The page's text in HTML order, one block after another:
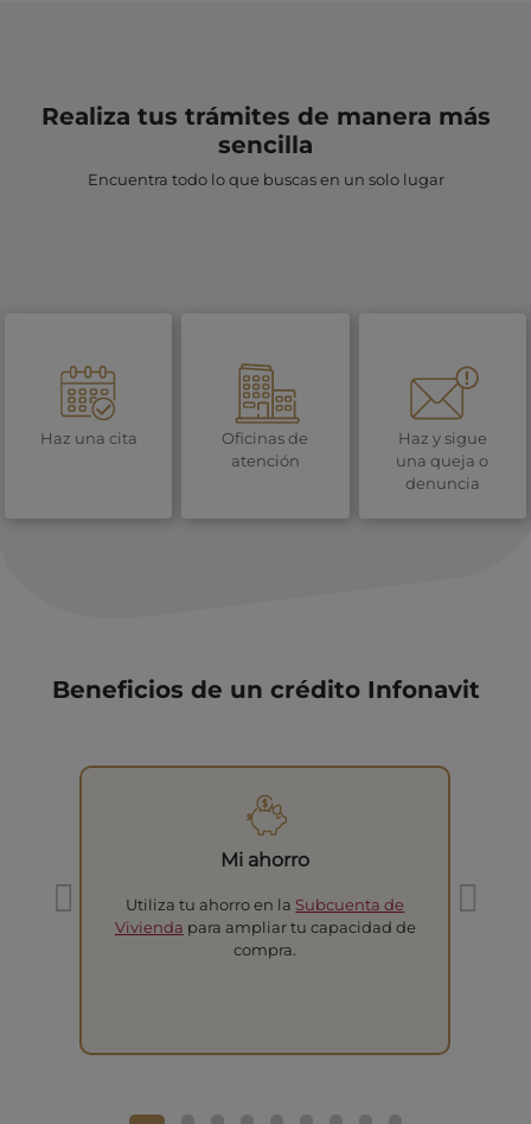
Realiza tus trámites de manera más
sencilla
Encuentra todo lo que buscas en un solo lugar
Haz una cita
Oficinas de
atención
Haz y sigue
una queja o
denuncia
Beneficios de un crédito Infonavit
Mi ahorro
Utiliza tu ahorro en la Subcuenta de
Vivienda para ampliar tu capacidad de
compra.